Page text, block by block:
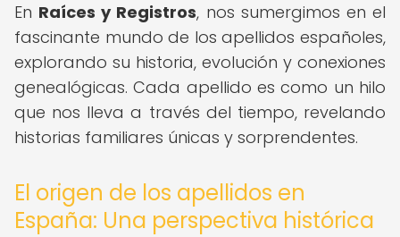
En Raíces y Registros, nos sumergimos en el
fascinante mundo de los apellidos españoles,
explorando su historia, evolución y conexiones
genealógicas. Cada apellido es como un hilo
que nos lleva a través del tiempo, revelando
historias familiares únicas y sorprendentes.
El origen de los apellidos en
España: Una perspectiva histórica